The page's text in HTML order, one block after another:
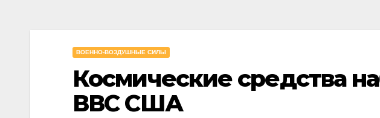
ВОЕННО-ВОЗДУШНЫЕ СИЛЫ
Космические средства
ВВС США